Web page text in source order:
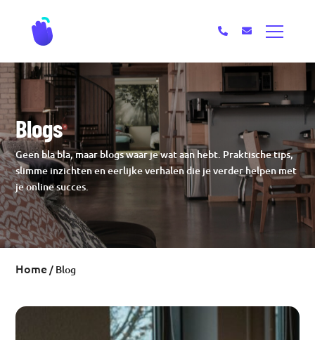
Blogs
Geen bla bla, maar blogs waar je wat aan hebt. Praktische tips,
slimme inzichten en eerlijke verhalen die je verder helpen met
je online succes.
Home / Blog